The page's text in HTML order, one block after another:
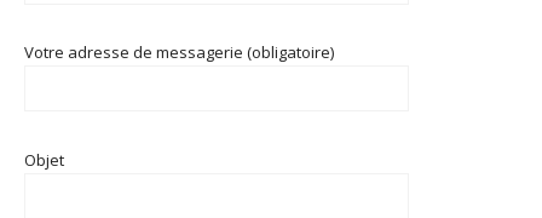
Votre adresse de messagerie (obligatoire)
Objet